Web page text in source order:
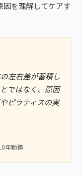
因を理解してケアす
左右差が蓄積し
ではなく、原因
ピラティスの実
年勤務